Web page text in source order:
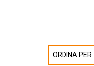
ORDINA PER